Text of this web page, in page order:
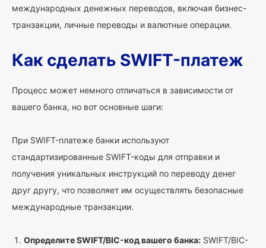
международных денежных переводов, включая бизнес-
транзакции, личные переводы и валютные операции.
Как сделать SWIFT-платеж
Процесс может немного отличаться в зависимости от
вашего банка, но вот основные шаги:
При SWIFT-платеже банки используют
стандартизированные SWIFT-коды для отправки и
получения уникальных инструкций по переводу денег
друг другу, что позволяет им осуществлять безопасные
международные транзакции.
Определите SWIFT/BIC-код вашего банка: SWIFT/BIC-